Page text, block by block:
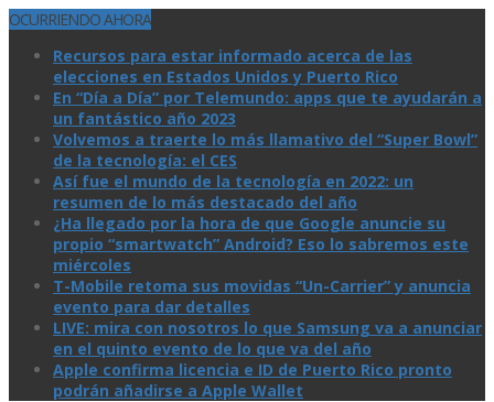
OCURRIENDO AHORA
Recursos para estar informado acerca de las
elecciones en Estados Unidos y Puerto Rico
En “Día a Día” por Telemundo: apps que te ayudarán a
un fantástico año 2023
Volvemos a traerte lo más llamativo del “Super Bowl”
de la tecnologí­a: el CES
Así­ fue el mundo de la tecnologí­a en 2022: un
resumen de lo más destacado del año
¿Ha llegado por la hora de que Google anuncie su
propio “smartwatch” Android? Eso lo sabremos este
miércoles
T-Mobile retoma sus movidas “Un-Carrier” y anuncia
evento para dar detalles
LIVE: mira con nosotros lo que Samsung va a anunciar
en el quinto evento de lo que va del año
Apple confirma licencia e ID de Puerto Rico pronto
podrán añadirse a Apple Wallet